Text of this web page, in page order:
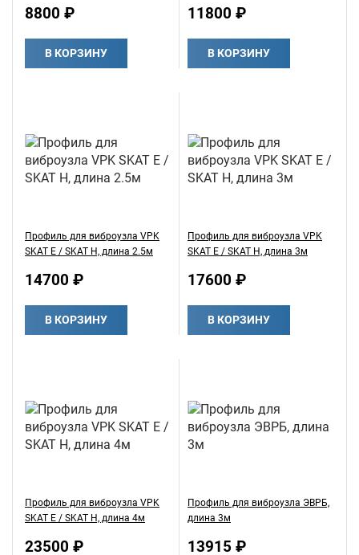
8800 ₽
В КОРЗИНУ
11800 ₽
В КОРЗИНУ
Профиль для виброузла VPK
SKAT E / SKAT H, длина 2.5м
14700 ₽
В КОРЗИНУ
Профиль для виброузла VPK
SKAT E / SKAT H, длина 3м
17600 ₽
В КОРЗИНУ
Профиль для виброузла VPK
SKAT E / SKAT H, длина 4м
23500 ₽
Профиль для виброузла ЭВРБ,
длина 3м
13915 ₽